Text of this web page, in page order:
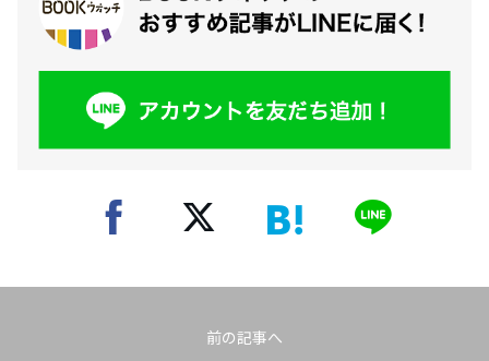
前の記事へ